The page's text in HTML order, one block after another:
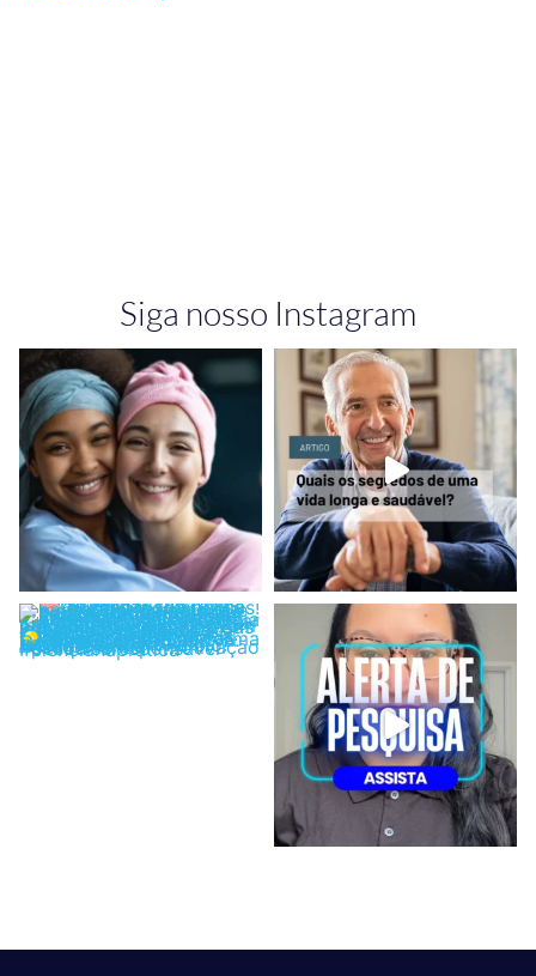
Siga nosso Instagram